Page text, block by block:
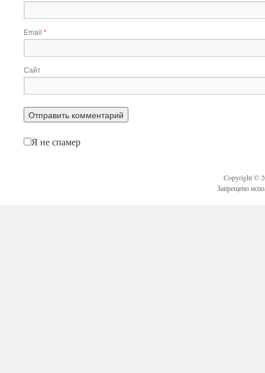
Email *
Сайт
Я не спамер
Copyright ©
Запрещено